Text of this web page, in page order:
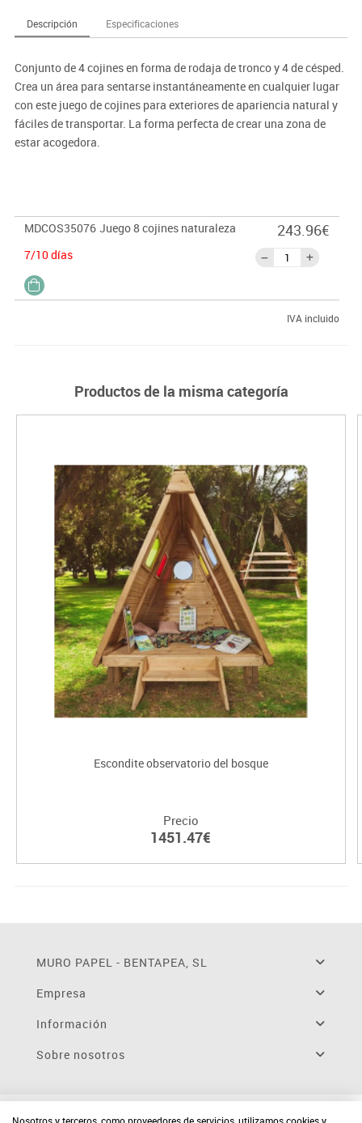
Descripción Especificaciones
Conjunto de 4 cojines en forma de rodaja de tronco y 4 de césped.
Crea un área para sentarse instantáneamente en cualquier lugar
con este juego de cojines para exteriores de apariencia natural y
fáciles de transportar. La forma perfecta de crear una zona de
estar acogedora.
MDCOS35076 Juego 8 cojines naturaleza
7/10 días
243.96€
IVA incluido
Productos de la misma categoría
Escondite observatorio del bosque
Precio
1451.47€
MURO PAPEL - BENTAPEA, SL
Empresa
Información
Sobre nosotros